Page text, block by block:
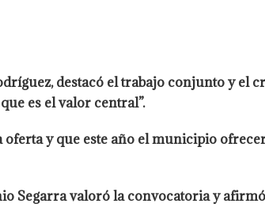
destacó el trabajo conjunto y
es el valor central”.
y que este año el municipio
Segarra valoró la convocatoria y